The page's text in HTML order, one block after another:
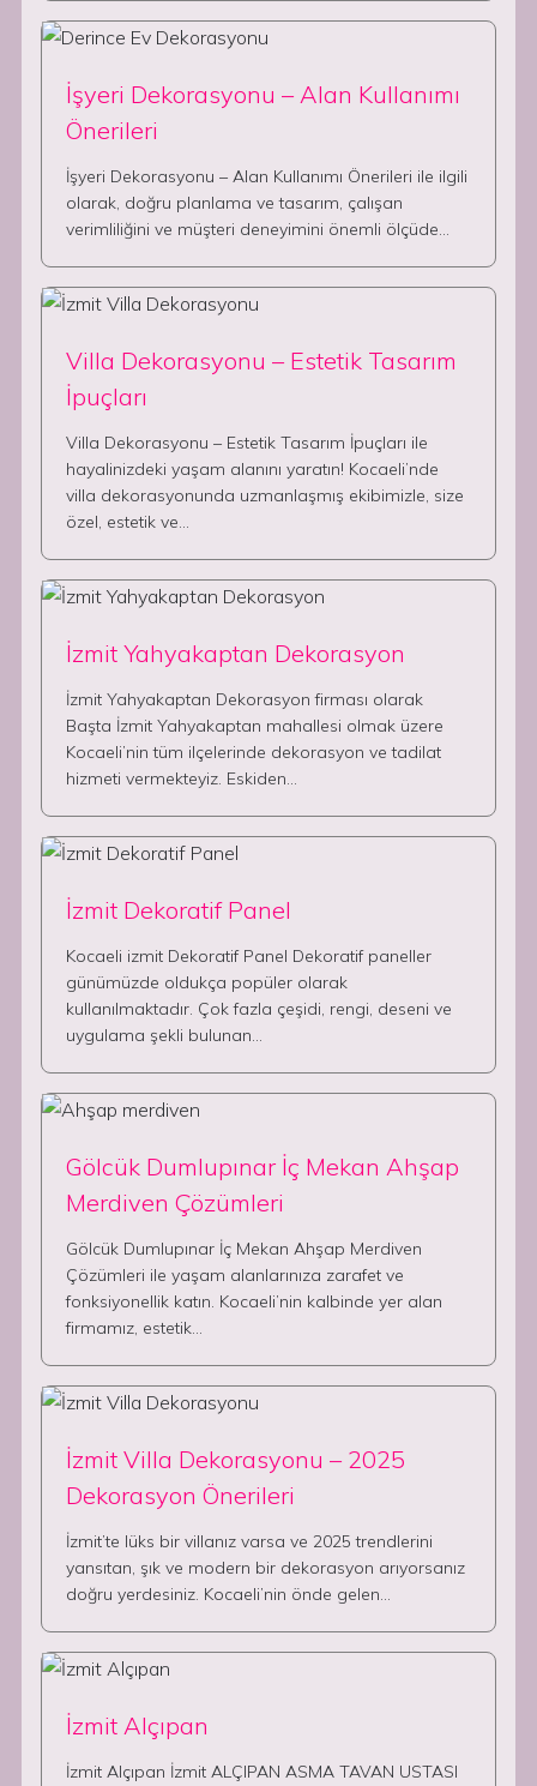
İşyeri Dekorasyonu – Alan Kullanımı
Önerileri
İşyeri Dekorasyonu – Alan Kullanımı Önerileri ile ilgili
olarak, doğru planlama ve tasarım, çalışan
verimliliğini ve müşteri deneyimini önemli ölçüde…
Villa Dekorasyonu – Estetik Tasarım
İpuçları
Villa Dekorasyonu – Estetik Tasarım İpuçları ile
hayalinizdeki yaşam alanını yaratın! Kocaeli’nde
villa dekorasyonunda uzmanlaşmış ekibimizle, size
özel, estetik ve…
İzmit Yahyakaptan Dekorasyon
İzmit Yahyakaptan Dekorasyon firması olarak
Başta İzmit Yahyakaptan mahallesi olmak üzere
Kocaeli’nin tüm ilçelerinde dekorasyon ve tadilat
hizmeti vermekteyiz. Eskiden…
İzmit Dekoratif Panel
Kocaeli izmit Dekoratif Panel Dekoratif paneller
günümüzde oldukça popüler olarak
kullanılmaktadır. Çok fazla çeşidi, rengi, deseni ve
uygulama şekli bulunan…
Gölcük Dumlupınar İç Mekan Ahşap
Merdiven Çözümleri
Gölcük Dumlupınar İç Mekan Ahşap Merdiven
Çözümleri ile yaşam alanlarınıza zarafet ve
fonksiyonellik katın. Kocaeli’nin kalbinde yer alan
firmamız, estetik…
İzmit Villa Dekorasyonu – 2025
Dekorasyon Önerileri
İzmit’te lüks bir villanız varsa ve 2025 trendlerini
yansıtan, şık ve modern bir dekorasyon arıyorsanız
doğru yerdesiniz. Kocaeli’nin önde gelen…
İzmit Alçıpan
İzmit Alçıpan İzmit ALÇIPAN ASMA TAVAN USTASI